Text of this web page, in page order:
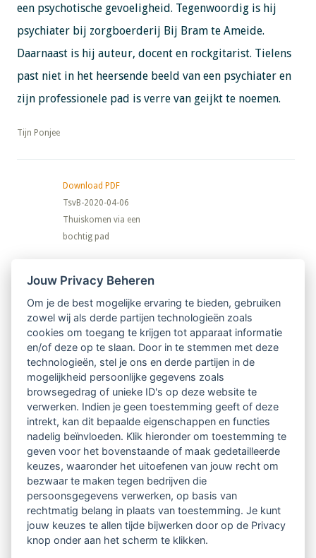
een psychotische gevoeligheid. Tegenwoordig is hij
psychiater bij zorgboerderij Bij Bram te Ameide.
Daarnaast is hij auteur, docent en rockgitarist. Tielens
past niet in het heersende beeld van een psychiater en
zijn professionele pad is verre van geijkt te noemen.
​​​​​​​Tijn Ponjee
Download PDF
TsvB-2020-04-06
Thuiskomen via een
bochtig pad
Nieuwsbrief
Ontvang 10 x per jaar de LVSC-
relatienieuwsbrief met o.a.:
vrij toegankelijke TsvB-artikelen
nieuws op het vlak van professioneel
begeleiden
informatie over LVSC-activiteiten
Aanmelden nieuwsbrief
Jouw Privacy Beheren
Om je de best mogelijke ervaring te bieden, gebruiken
zowel wij als derde partijen technologieën zoals
cookies om toegang te krijgen tot apparaat informatie
en/of deze op te slaan. Door in te stemmen met deze
technologieën, stel je ons en derde partijen in de
mogelijkheid persoonlijke gegevens zoals
browsegedrag of unieke ID's op deze website te
verwerken. Indien je geen toestemming geeft of deze
intrekt, kan dit bepaalde eigenschappen en functies
nadelig beïnvloeden. Klik hieronder om toestemming te
geven voor het bovenstaande of maak gedetailleerde
keuzes, waaronder het uitoefenen van jouw recht om
bezwaar te maken tegen bedrijven die
persoonsgegevens verwerken, op basis van
rechtmatig belang in plaats van toestemming. Je kunt
jouw keuzes te allen tijde bijwerken door op de Privacy
knop onder aan het scherm te klikken.